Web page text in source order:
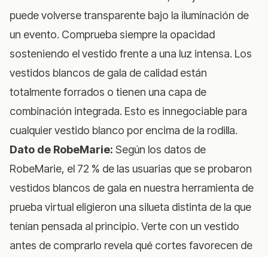
puede volverse transparente bajo la iluminación de
un evento. Comprueba siempre la opacidad
sosteniendo el vestido frente a una luz intensa. Los
vestidos blancos de gala de calidad están
totalmente forrados o tienen una capa de
combinación integrada. Esto es innegociable para
cualquier vestido blanco por encima de la rodilla.
Dato de RobeMarie: Según los datos de
RobeMarie, el 72 % de las usuarias que se probaron
vestidos blancos de gala en nuestra herramienta de
prueba virtual eligieron una silueta distinta de la que
tenían pensada al principio. Verte con un vestido
antes de comprarlo revela qué cortes favorecen de